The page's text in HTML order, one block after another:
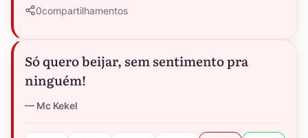
0compartilhamentos
Só quero beijar, sem sentimento pra
ninguém!
Mc Kekel